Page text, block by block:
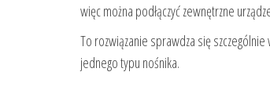
więc można podłączyć zewnętrzne
To rozwiązanie sprawdza się
jednego typu nośnika.